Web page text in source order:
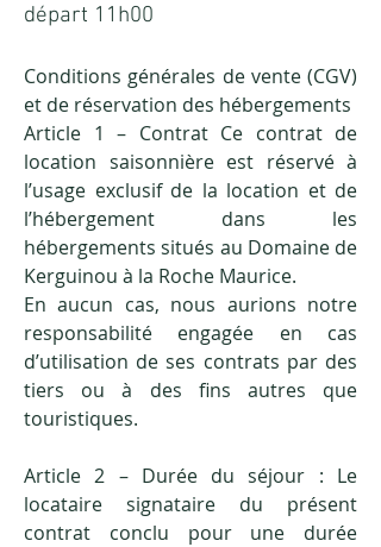
départ 11h00
Conditions générales de vente (CGV)
et de réservation des hébergements
Article 1 – Contrat Ce contrat de
location saisonnière est réservé à
l’usage exclusif de la location et de
l’hébergement dans les
hébergements situés au Domaine de
Kerguinou à la Roche Maurice.
En aucun cas, nous aurions notre
responsabilité engagée en cas
d’utilisation de ses contrats par des
tiers ou à des fins autres que
touristiques.
Article 2 – Durée du séjour : Le
locataire signataire du présent
contrat conclu pour une durée